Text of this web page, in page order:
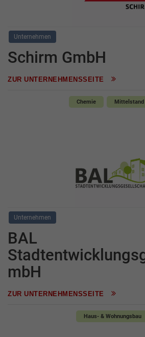
Unternehmen
Schirm GmbH
ZUR UNTERNEHMENSSEITE
Chemie Mittelstand
Unternehmen
BAL
mbH
ZUR UNTERNEHMENSSEITE
Haus- & Wohnungsbau